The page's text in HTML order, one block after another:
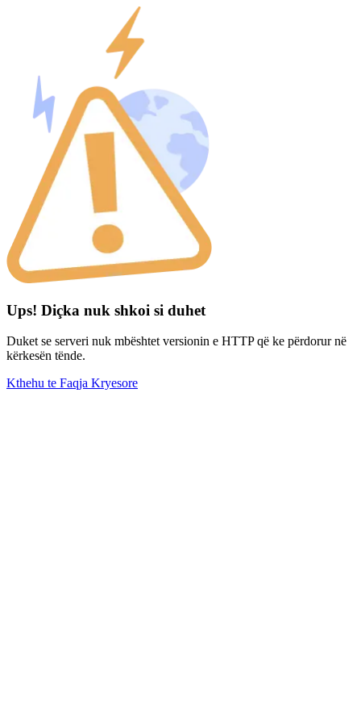
Ups! Diçka nuk shkoi si duhet
Duket se serveri nuk mbështet versionin e HTTP që ke përdorur në
kërkesën tënde.
Kthehu te Faqja Kryesore